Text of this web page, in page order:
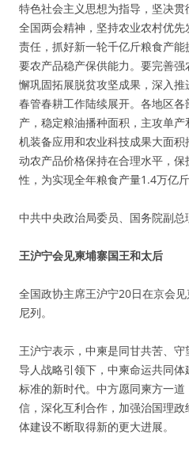
特色社会主义思想为指导，坚决
全国两会精神，坚持农业农村优
责任，抓好新一轮千亿斤粮食产
要农产品稳产保供能力。要完善
懈巩固拓展脱贫攻坚成果，深入
春管春耕工作陆续展开。各地区
产，稳定粮油播种面积，主攻单
机装备应用和农业科技成果大面
动农产品价格保持在合理水平，
性，为实现全年粮食产量1.4万亿
中共中央政治局委员、国务院副总
王沪宁会见柬埔寨国王和太后
全国政协主席王沪宁20日在京会
尼列。
王沪宁表示，中柬是同甘共苦、
导人战略引领下，中柬命运共同
标准的新时代。中方愿同柬方一
信，深化互利合作，加强治国理
体建设不断取得新的更大进展。